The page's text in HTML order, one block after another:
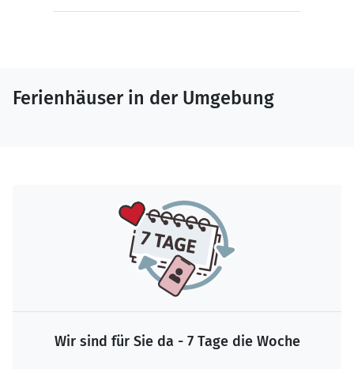
Ferienhäuser in der Umgebung
Wir sind für Sie da - 7 Tage die Woche